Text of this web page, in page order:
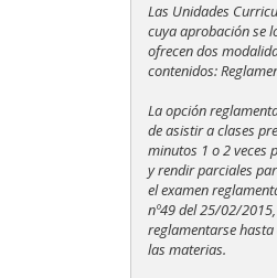
Modalidades
Las Unidades
cuya aprobación se
ofrecen dos
contenidos:
La opción
de asistir a clases
minutos 1 o 2 veces
y rendir parciales
el examen
nº49 del 25/02/
reglamentarse hasta
las materias.